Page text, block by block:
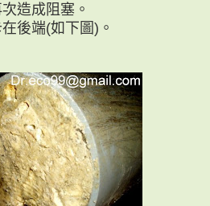
造成阻塞。
後端(如下圖)。